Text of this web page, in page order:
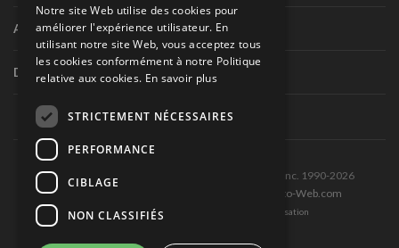
Autres séries nationales
Divers
Tous droits réservés © Les Éditions Pole-Position inc. 1990-2026
Ce site est produit et hébergé par Montréal-Photo-Web.com
Politique de confidentialité et Conditions d’utilisation
Notre site Web utilise des cookies pour
améliorer l'expérience utilisateur. En
utilisant notre site Web, vous acceptez tous
les cookies conformément à notre Politique
relative aux cookies. En savoir plus
STRICTEMENT NÉCESSAIRES
PERFORMANCE
CIBLAGE
NON CLASSIFIÉS